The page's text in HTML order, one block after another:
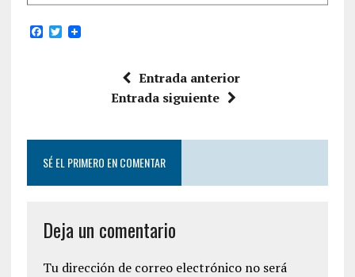
F
a
T
w
Entrada anterior
Entrada siguiente
SÉ EL PRIMERO EN COMENTAR
Deja un comentario
Tu dirección de correo electrónico no será